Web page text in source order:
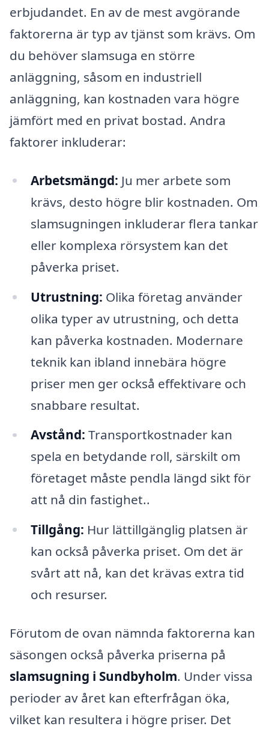
erbjudandet. En av de mest avgörande
faktorerna är typ av tjänst som krävs. Om
du behöver slamsuga en större
anläggning, såsom en industriell
anläggning, kan kostnaden vara högre
jämfört med en privat bostad. Andra
faktorer inkluderar:
Arbetsmängd: Ju mer arbete som
krävs, desto högre blir kostnaden. Om
slamsugningen inkluderar flera tankar
eller komplexa rörsystem kan det
påverka priset.
Utrustning: Olika företag använder
olika typer av utrustning, och detta
kan påverka kostnaden. Modernare
teknik kan ibland innebära högre
priser men ger också effektivare och
snabbare resultat.
Avstånd: Transportkostnader kan
spela en betydande roll, särskilt om
företaget måste pendla längd sikt för
att nå din fastighet..
Tillgång: Hur lättillgänglig platsen är
kan också påverka priset. Om det är
svårt att nå, kan det krävas extra tid
och resurser.
Förutom de ovan nämnda faktorerna kan
säsongen också påverka priserna på
slamsugning i Sundbyholm. Under vissa
perioder av året kan efterfrågan öka,
vilket kan resultera i högre priser. Det